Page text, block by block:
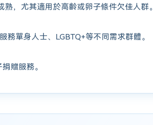
熟，尤其適用於高齡或卵子條件欠佳人群。
務單身人士、LGBTQ+等不同需求群體。
贈服務。